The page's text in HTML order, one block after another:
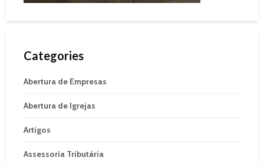
Categories
Abertura de Empresas
Abertura de Igrejas
Artigos
Assessoria Tributária